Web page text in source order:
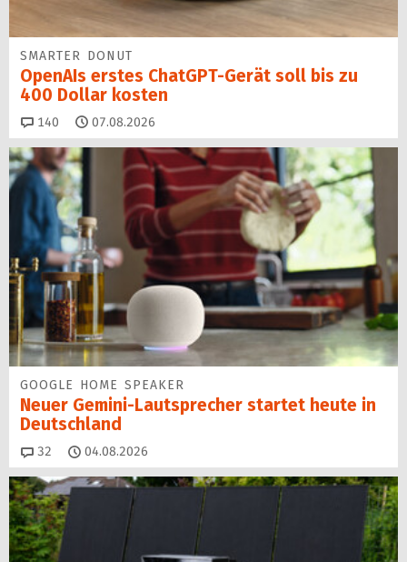
SMARTER DONUT
OpenAIs erstes ChatGPT-Gerät soll bis zu
400 Dollar kosten
140 Kommentare
07.08.2026
GOOGLE HOME SPEAKER
Neuer Gemini-Laut­spre­cher startet heu­te in
Deutschland
32 Kommentare
04.08.2026